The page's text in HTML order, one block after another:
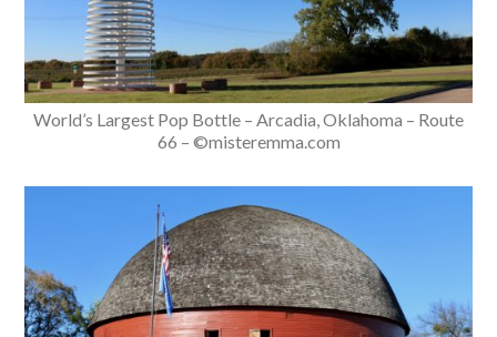
World’s Largest Pop Bottle – Arcadia, Oklahoma – Route
66 – ©misteremma.com